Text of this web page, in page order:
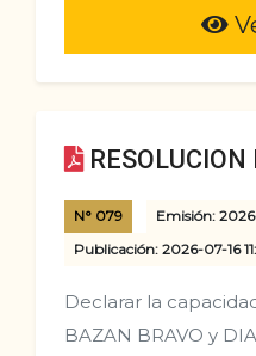
RESOLUCION
N° 079
Emisión:
Publicación: 2026-07-16
Declarar la
BAZAN BRAVO y